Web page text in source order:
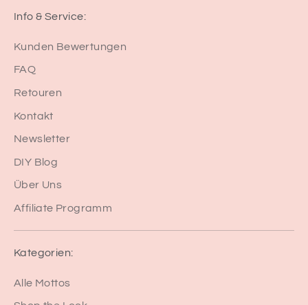
Info & Service:
Kunden Bewertungen
FAQ
Retouren
Kontakt
Newsletter
DIY Blog
Über Uns
Affiliate Programm
Kategorien:
Alle Mottos